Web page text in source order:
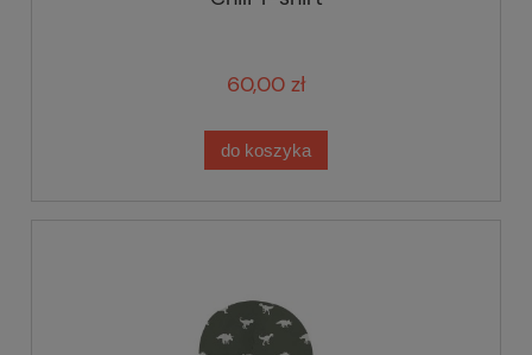
60,00 zł
do koszyka